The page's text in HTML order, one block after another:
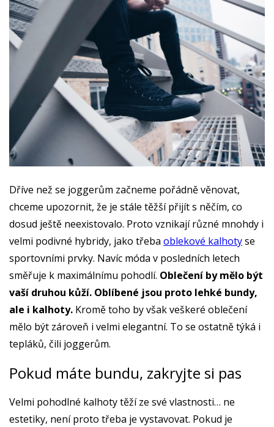
Dříve než se joggerům začneme pořádně věnovat,
chceme upozornit, že je stále těžší přijít s něčím, co
dosud ještě neexistovalo. Proto vznikají různé mnohdy i
velmi podivné hybridy, jako třeba oblekové kalhotyse
sportovními prvky. Navíc móda v posledních letech
směřuje k maximálnímu pohodlí. Oblečení by mělo být
vaší druhou kůží. Oblíbené jsou proto lehké bundy,
ale i kalhoty. Kromě toho by však veškeré oblečení
mělo být zároveň i velmi elegantní. To se ostatně týká i
tepláků, čili joggerům.
Pokud máte bundu, zakryjte si pas
Velmi pohodlné kalhoty těží ze své vlastnosti… ne
estetiky, není proto třeba je vystavovat. Pokud je